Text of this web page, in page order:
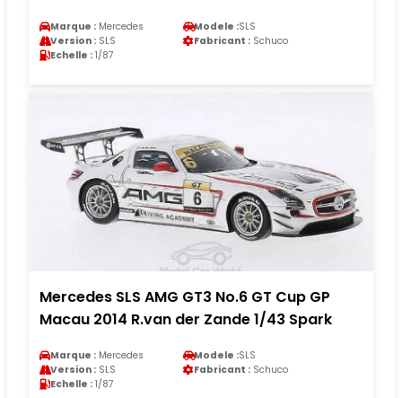
Marque : Mercedes Modele :SLS
Version : SLS Fabricant : Schuco
Echelle : 1/87
Mercedes SLS AMG GT3 No.6 GT Cup GP
Macau 2014 R.van der Zande 1/43 Spark
Marque : Mercedes Modele :SLS
Version : SLS Fabricant : Schuco
Echelle : 1/87